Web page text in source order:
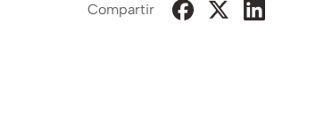
Compartir